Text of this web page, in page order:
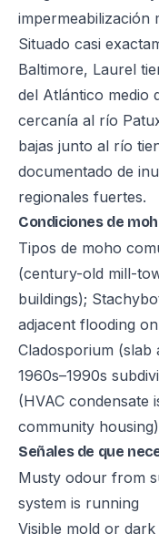
impermeabilización
Situado casi
Baltimore, Laurel
del Atlántico medio
cercanía al río
bajas junto al río
documentado de
regionales fuertes.
Condiciones de
Tipos de moho
(century-old mill-
buildings);
adjacent flooding
Cladosporium (slab
1960s–1990s
(HVAC condensate
community
Señales de que
Musty odour from
system is running
Visible mold or